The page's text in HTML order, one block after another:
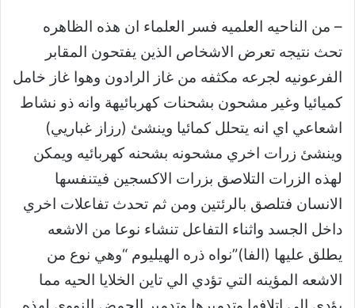
– من الناحيه العلميه فسر العلماء ان هذه الظاهره
تحث نتيجه تعرض الاشخاص الذين يفتحون المقابر
الفرعونيه لجرعه مكثفه من غاز الرادون وهوا غاز خامل
كميائيا وغير مشحون بشحنات كهربائيهة وانه ذو نشاط
اشعاعي اي انه يتحلل كمائيا وينشئ (رزاز غباريي)
وينشئ زرات اخري مشحونه بشحنه كهربائيه ويمكن
لهذه الزرات التلاصق بزرات الاكسجين فيتنفسها
الانسان فتلصق بالرئتين ومن ثم تحدث تفاعلات اخري
داخل الجسد واثناء التفاعل تنشاء نوعا من الاشعه
يطلق عليها (الفا)”نواه ذره الهيليوم “وهي نوع من
الاشعه المؤينه التي تؤدي الي تاين الخلايا الحيه مما